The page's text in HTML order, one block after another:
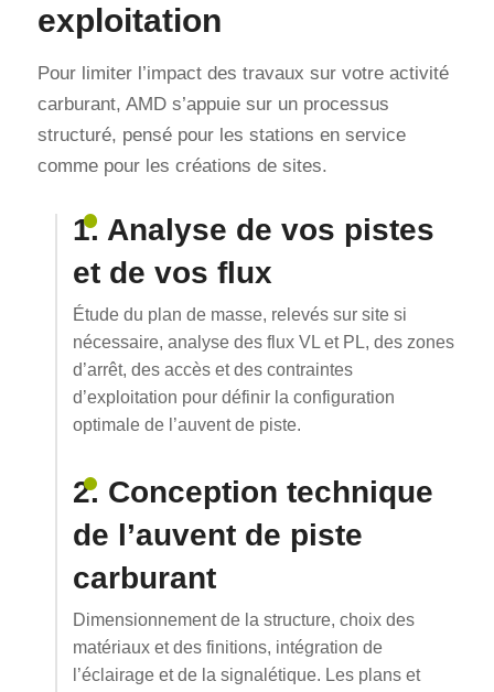
exploitation
Pour limiter l’impact des travaux sur votre activité
carburant, AMD s’appuie sur un processus
structuré, pensé pour les stations en service
comme pour les créations de sites.
1. Analyse de vos pistes
et de vos flux
Étude du plan de masse, relevés sur site si
nécessaire, analyse des flux VL et PL, des zones
d’arrêt, des accès et des contraintes
d’exploitation pour définir la configuration
optimale de l’auvent de piste.
2. Conception technique
de l’auvent de piste
carburant
Dimensionnement de la structure, choix des
matériaux et des finitions, intégration de
l’éclairage et de la signalétique. Les plans et